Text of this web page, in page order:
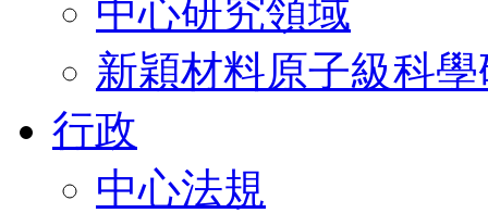
中心研究領域
新穎材料原子級科
行政
中心法規